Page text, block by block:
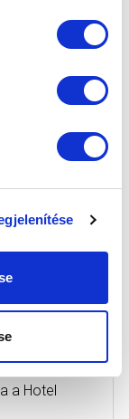
a Hotel